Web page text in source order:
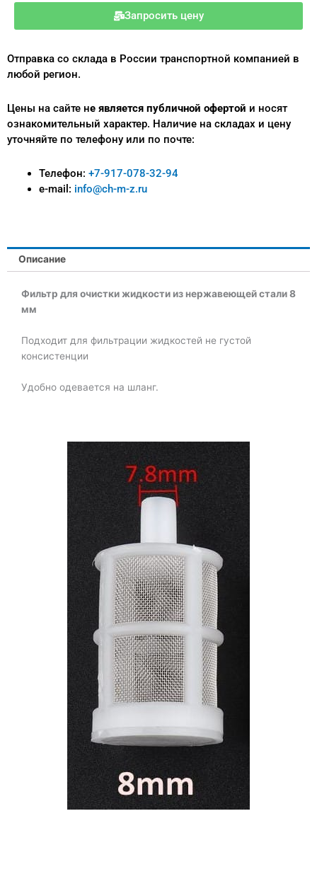
с
стали
Запросить цену
Отправка со склада в России транспортной компанией в
любой регион.
Цены на сайте не является публичной офертой и носят
ознакомительный характер. Наличие на складах и цену
уточняйте по телефону или по почте:
Телефон: +7-917-078-32-94
e-mail: info@ch-m-z.ru
Описание
Фильтр для очистки жидкости из нержавеющей стали 8
мм
Подходит для фильтрации жидкостей не густой
консистенции
Удобно одевается на шланг.